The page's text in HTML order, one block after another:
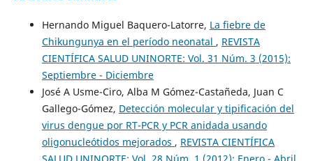
Hernando Miguel Baquero-Latorre, La fiebre de
Chikungunya en el período neonatal , REVISTA
CIENTÍFICA SALUD UNINORTE: Vol. 31 Núm. 3 (2015):
Septiembre - Diciembre
José A Usme-Ciro, Alba M Gómez-Castañeda, Juan C
Gallego-Gómez, Detección molecular y tipificación del
virus dengue por RT-PCR y PCR anidada usando
oligonucleótidos mejorados , REVISTA CIENTÍFICA
SALUD UNINORTE: Vol. 28 Núm. 1 (2012): Enero - Abril